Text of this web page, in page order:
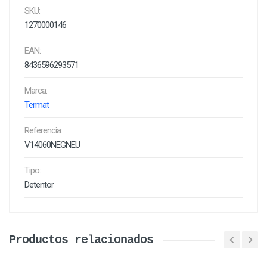
SKU:
1270000146
EAN:
8436596293571
Marca:
Termat
Referencia:
V14060NEGNEU
Tipo:
Detentor
Productos relacionados